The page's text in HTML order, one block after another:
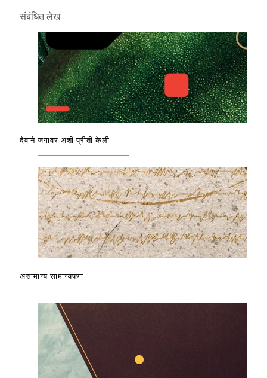
संबंधित लेख
देवाने जगावर अशी प्रीती केली
असामान्य सामान्यपणा